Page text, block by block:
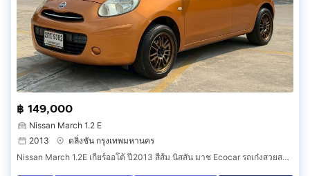
฿ 149,000
Nissan March 1.2 E
2013
ตลิ่งชัน กรุงเทพมหานคร
์Nissan March 1.2E เกียร์ออโต้ ปี2013 สีส้ม นิสสัน มาช Ecocar รถเก๋งสวยสภาพนางฟ้า